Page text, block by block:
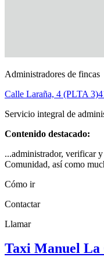
Administradores de fincas
Calle Laraña, 4 (PLTA 3)
Servicio integral de
Contenido destacado:
...administrador, verificar
Comunidad, así como
Cómo ir
Contactar
Llamar
Taxi Manuel La